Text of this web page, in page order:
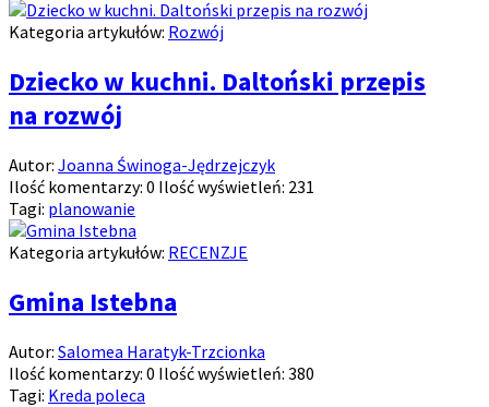
Kategoria artykułów: Rozwój
Dziecko w kuchni. Daltoński przepis
na rozwój
Autor: Joanna Świnoga-Jędrzejczyk
Ilość komentarzy: 0 Ilość wyświetleń: 231
Tagi: planowanie
Kategoria artykułów: RECENZJE
Gmina Istebna
Autor: Salomea Haratyk-Trzcionka
Ilość komentarzy: 0 Ilość wyświetleń: 380
Tagi: Kreda poleca